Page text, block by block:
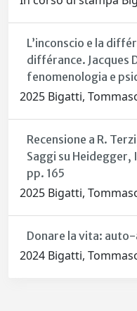
L’inconscio e la
différance. Jacques
fenomenologia e
2025 Bigatti,
Recensione a R.
Saggi su
pp. 165
2025 Bigatti,
Donare la vita:
2024 Bigatti,